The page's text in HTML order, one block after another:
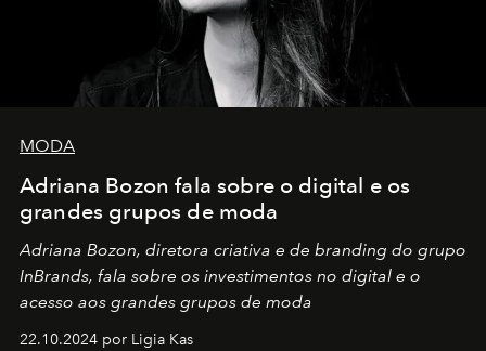
MODA
Adriana Bozon fala sobre o digital e os
grandes grupos de moda
Adriana Bozon, diretora criativa e de branding do grupo
InBrands, fala sobre os investimentos no digital e o
acesso aos grandes grupos de moda
22.10.2024 por Ligia Kas